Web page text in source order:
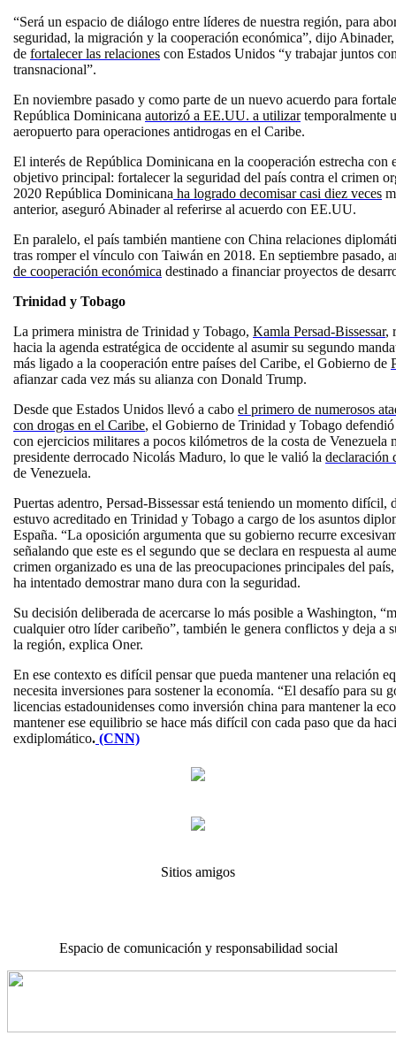
“Será un espacio de diálogo entre líderes de nuestra región, para
seguridad, la migración y la cooperación económica”, dijo
de fortalecer las relaciones con Estados Unidos “y trabajar juntos
transnacional”.
En noviembre pasado y como parte de un nuevo acuerdo para
República Dominicana autorizó a EE.UU. a utilizartemporalmente
aeropuerto para operaciones antidrogas en el Caribe.
El interés de República Dominicana en la cooperación estrecha
objetivo principal: fortalecer la seguridad del país contra el crimen
2020 República Dominicana ha logrado decomisar casi diez veces
anterior, aseguró Abinader al referirse al acuerdo con EE.UU.
En paralelo, el país también mantiene con China relaciones
tras romper el vínculo con Taiwán en 2018. En septiembre pasado,
de cooperación económica destinado a financiar proyectos de
Trinidad y Tobago
La primera ministra de Trinidad y Tobago, Kamla Persad-Bissessar,
hacia la agenda estratégica de occidente al asumir su segundo
más ligado a la cooperación entre países del Caribe, el Gobierno de
afianzar cada vez más su alianza con Donald Trump.
Desde que Estados Unidos llevó a cabo el primero de numerosos
con drogas en el Caribe, el Gobierno de Trinidad y Tobago
con ejercicios militares a pocos kilómetros de la costa de Venezuela
presidente derrocado Nicolás Maduro, lo que le valió la declaración
de Venezuela.
Puertas adentro, Persad-Bissessar está teniendo un momento
estuvo acreditado en Trinidad y Tobago a cargo de los asuntos
España. “La oposición argumenta que su gobierno recurre
señalando que este es el segundo que se declara en respuesta al
crimen organizado es una de las preocupaciones principales del
ha intentado demostrar mano dura con la seguridad.
Su decisión deliberada de acercarse lo más posible a Washington,
cualquier otro líder caribeño”, también le genera conflictos y deja a
la región, explica Oner.
En ese contexto es difícil pensar que pueda mantener una relación
necesita inversiones para sostener la economía. “El desafío para su
licencias estadounidenses como inversión china para mantener la
mantener ese equilibrio se hace más difícil con cada paso que da
exdiplomático. (CNN)
Sitios amigos
Espacio de comunicación y responsabilidad social